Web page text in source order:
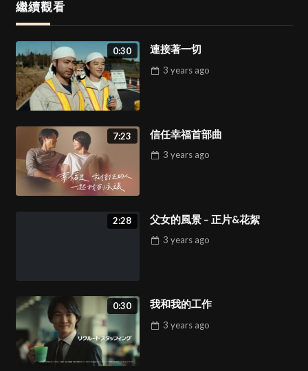
繼續觀看
0:30 連接著一切
3 years ago
7:23 信任幸福首部曲
3 years ago
2:28 父女的風景 – 正片&花絮
3 years ago
0:30 我和我的工作
3 years ago